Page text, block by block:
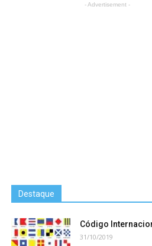
- Advertisement -
Destaque
Código
31/10/2019